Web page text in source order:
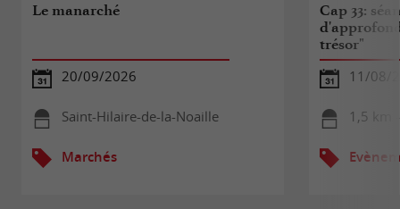
Le manarché
20/09/2026
Saint-Hilaire-de-la-Noaille
Marchés
Cap 33:
trésor"
11/08/
1,5 km